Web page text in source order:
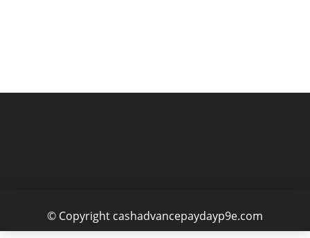
© Copyright cashadvancepaydayp9e.com